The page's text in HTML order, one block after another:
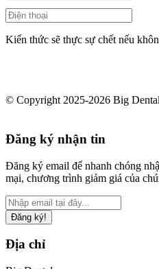
Kiến thức sẽ thực sự chết nếu
© Copyright 2025-2026 Big
Đăng ký nhận tin
Đăng ký email để nhanh chóng
mại, chương trình giảm giá của
Đăng ký!
Địa chỉ